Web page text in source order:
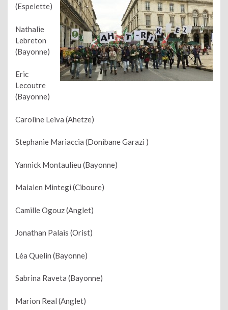
(Espelette)
Nathalie
Lebreton
(Bayonne)
Eric
Lecoutre
(Bayonne)
Caroline Leiva (Ahetze)
Stephanie Mariaccia (Donibane Garazi )
Yannick Montaulieu (Bayonne)
Maialen Mintegi (Ciboure)
Camille Ogouz (Anglet)
Jonathan Palais (Orist)
Léa Quelin (Bayonne)
Sabrina Raveta (Bayonne)
Marion Real (Anglet)